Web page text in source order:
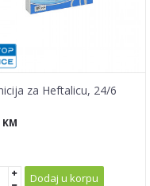
za Heftalicu, 24/6
KM
Dodaj u korpu